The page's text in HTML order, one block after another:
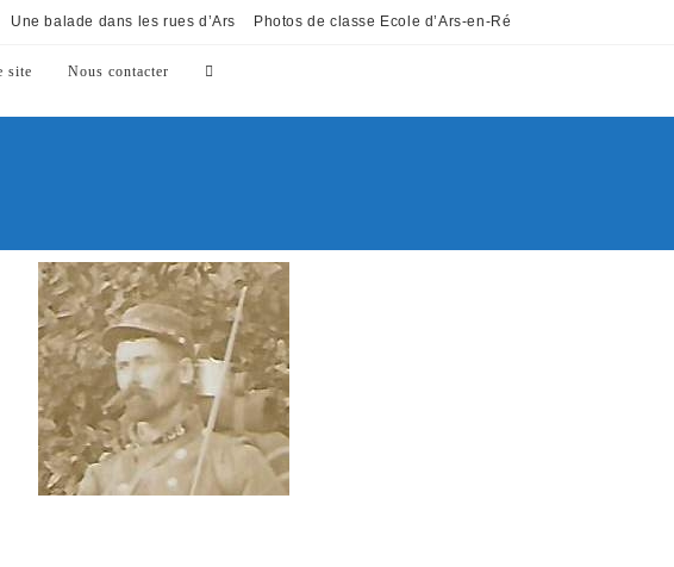
Une balade dans les rues d’Ars Photos de classe Ecole d’Ars-en-Ré
site Nous contacter